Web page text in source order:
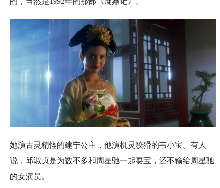
她演古灵精怪的建宁公主，他演机灵狡猾的韦小宝。有人
说，邱淑贞是为数不多和周星驰一起耍宝，还不输给周星驰
的女演员。